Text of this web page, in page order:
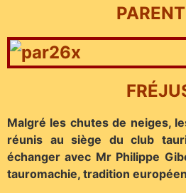
Malgré les chutes de neiges,
réunis au siège du club
échanger avec Mr Philippe
tauromachie, tradition